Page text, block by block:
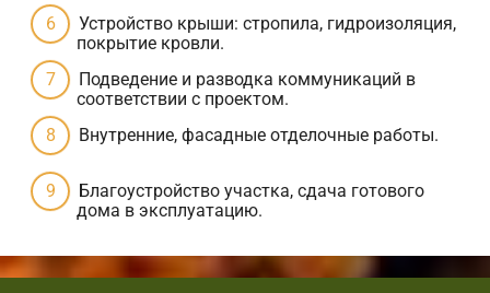
Устройство крыши: стропила, гидроизоляция,
покрытие кровли.
Подведение и разводка коммуникаций в
соответствии с проектом.
Внутренние, фасадные отделочные работы.
Благоустройство участка, сдача готового
дома в эксплуатацию.